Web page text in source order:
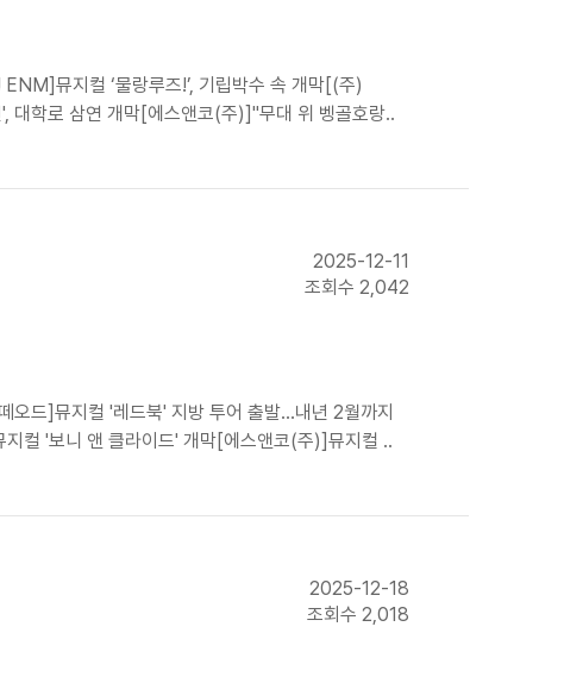
뮤지컬 ‘물랑루즈!’, 기립박수 속 개막[(주)
대학로 삼연 개막[에스앤코(주)]"무대 위 벵골호랑..
2025-12-11
조회수 2,042
드]뮤지컬 '레드북' 지방 투어 출발…내년 2월까지
컬 '보니 앤 클라이드' 개막[에스앤코(주)]뮤지컬 ..
2025-12-18
조회수 2,018